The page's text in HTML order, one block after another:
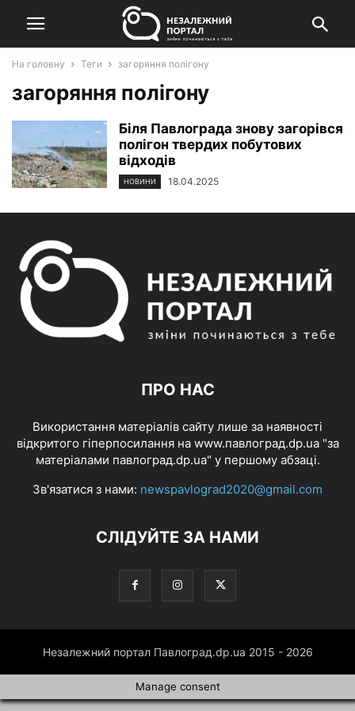
На головну Теги загоряння полігону
загоряння полігону
Біля Павлограда знову загорівся
полігон твердих побутових
відходів
НОВИНИ 18.04.2025
ПРО НАС
Використання матеріалів сайту лише за наявності
відкритого гіперпосилання на www.павлоград.dp.ua "за
матеріалами павлоград.dp.ua" у першому абзаці.
Зв'язатися з нами: newspavlograd2020@gmail.com
СЛІДУЙТЕ ЗА НАМИ
Незалежний портал Павлоград.dp.ua 2015 - 2026
Manage consent